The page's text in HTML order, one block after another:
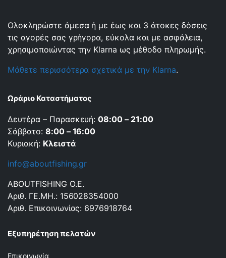
Ολοκληρώστε άμεσα ή με έως και 3 άτοκες δόσεις
τις αγορές σας γρήγορα, εύκολα και με ασφάλεια,
χρησιμοποιώντας την Klarna ως μέθοδο πληρωμής.
Μάθετε περισσότερα σχετικά με την Klarna.
Ωράριο Καταστήματος
Δευτέρα – Παρασκευή:08:00 – 21:00
Σάββατο: 8:00 – 16:00
Κυριακή: Κλειστά
info@aboutfishing.gr
ABOUTFISHING Ο.Ε.
Αριθ. ΓΕ.ΜΗ.: 156028354000
Αριθ. Επικοινωνίας: 6976918764
Εξυπηρέτηση πελατών
Επικοινωνία